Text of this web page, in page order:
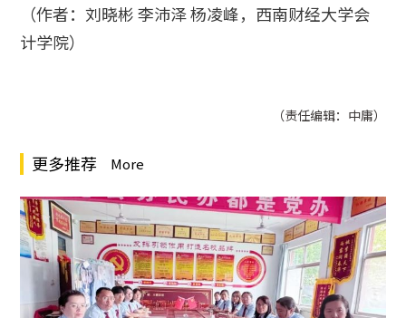
（作者：刘晓彬 李沛泽 杨凌峰，西南财经大学会
计学院）
（责任编辑：中庸）
更多推荐 More